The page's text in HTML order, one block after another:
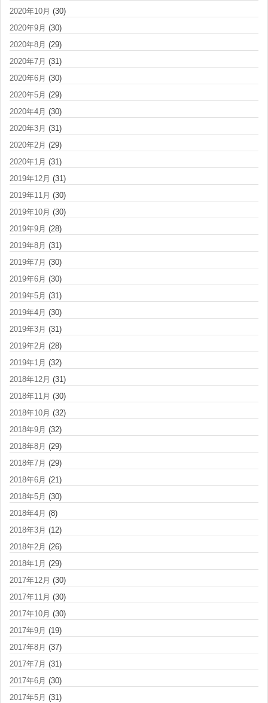
2020年10月 (30)
2020年9月 (30)
2020年8月 (29)
2020年7月 (31)
2020年6月 (30)
2020年5月 (29)
2020年4月 (30)
2020年3月 (31)
2020年2月 (29)
2020年1月 (31)
2019年12月 (31)
2019年11月 (30)
2019年10月 (30)
2019年9月 (28)
2019年8月 (31)
2019年7月 (30)
2019年6月 (30)
2019年5月 (31)
2019年4月 (30)
2019年3月 (31)
2019年2月 (28)
2019年1月 (32)
2018年12月 (31)
2018年11月 (30)
2018年10月 (32)
2018年9月 (32)
2018年8月 (29)
2018年7月 (29)
2018年6月 (21)
2018年5月 (30)
2018年4月 (8)
2018年3月 (12)
2018年2月 (26)
2018年1月 (29)
2017年12月 (30)
2017年11月 (30)
2017年10月 (30)
2017年9月 (19)
2017年8月 (37)
2017年7月 (31)
2017年6月 (30)
2017年5月 (31)